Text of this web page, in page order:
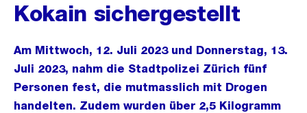
Kokain sichergestellt
Am Mittwoch, 12. Juli 2023 und Donnerstag, 13.
Juli 2023, nahm die Stadtpolizei Zürich fünf
Personen fest, die mutmasslich mit Drogen
handelten. Zudem wurden über 2,5 Kilogramm